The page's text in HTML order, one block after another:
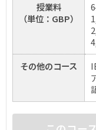
授業料
（単位：GBP）
その他のコース